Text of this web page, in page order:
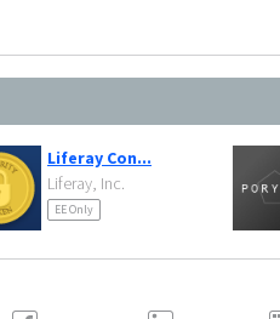
Liferay Con...
Liferay, Inc.
EE Only